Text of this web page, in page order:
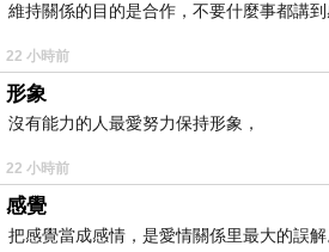
維持關係的目的是合作，不要什麼事都講到
22 小時前
形象
沒有能力的人最愛努力保持形象，
22 小時前
感覺
把感覺當成感情，是愛情關係里最大的誤解